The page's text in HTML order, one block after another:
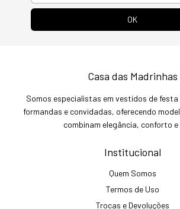
Casa das Madrinhas
Somos especialistas em vestidos de
formandas e convidadas, oferecendo
combinam elegância, conforto
Institucional
Quem Somos
Termos de Uso
Trocas e Devoluções